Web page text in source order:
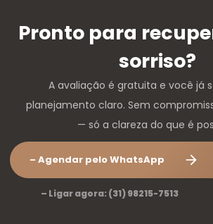
Pronto para
sorriso?
A avaliação é gratuita e você já
planejamento claro. Sem
— só a clareza do que é
– Agendar pelo WhatsApp
– Ligar agora: (31) 98215-7513